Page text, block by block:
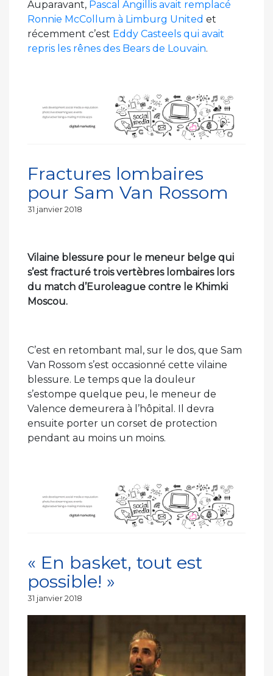
Auparavant, Pascal Angillis avait remplacé
Ronnie McCollum à Limburg United et
récemment c’est Eddy Casteels qui avait
repris les rênes des Bears de Louvain.
Fractures lombaires
pour Sam Van Rossom
Publié
31 janvier 2018
Vilaine blessure pour le meneur belge qui
s’est fracturé trois vertèbres lombaires lors
du match d’Euroleague contre le Khimki
Moscou.
C’est en retombant mal, sur le dos, que Sam
Van Rossom s’est occasionné cette vilaine
blessure. Le temps que la douleur
s’estompe quelque peu, le meneur de
Valence demeurera à l’hôpital. Il devra
ensuite porter un corset de protection
pendant au moins un moins.
« En basket, tout est
possible! »
Publié
31 janvier 2018